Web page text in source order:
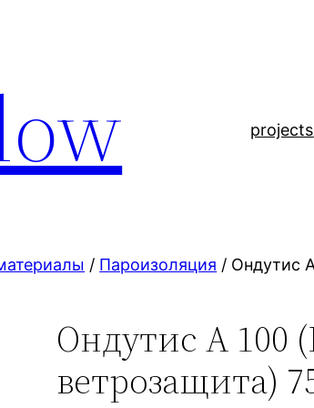
projects
/ Пароизоляция / Ондутис
Ондутис А 100
ветрозащита)